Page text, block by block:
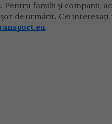
familii și companii,
de urmărit. Cei
.